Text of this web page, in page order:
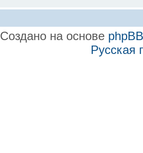
Создано на основе phpBB
Русская